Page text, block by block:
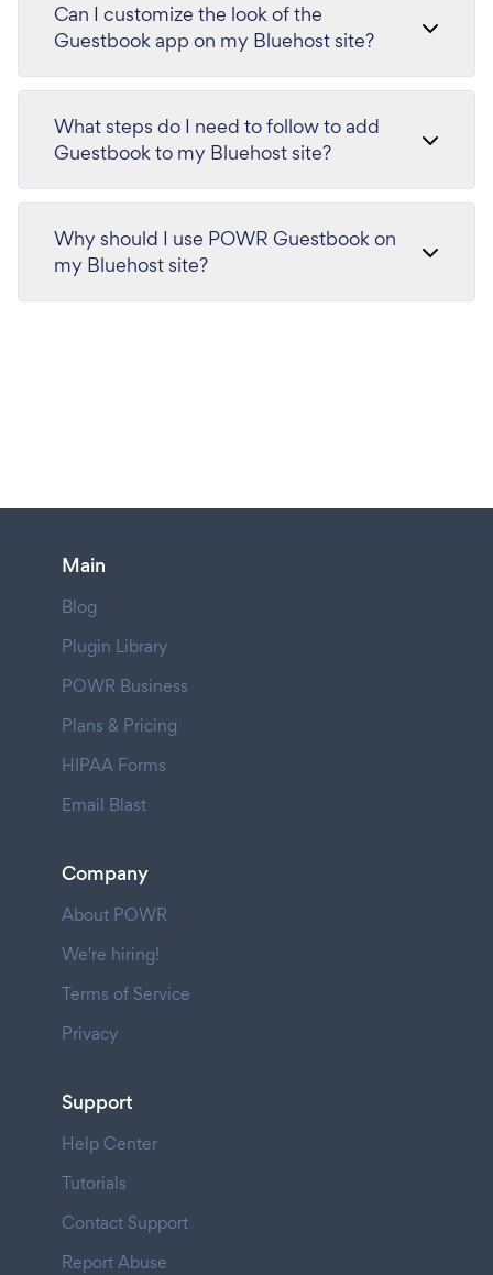
Can I customize the look of the
Guestbook app on my Bluehost site?
What steps do I need to follow to add
Guestbook to my Bluehost site?
Why should I use POWR Guestbook on
my Bluehost site?
Main
Blog
Plugin Library
POWR Business
Plans & Pricing
HIPAA Forms
Email Blast
Company
About POWR
We're hiring!
Terms of Service
Privacy
Support
Help Center
Tutorials
Contact Support
Report Abuse